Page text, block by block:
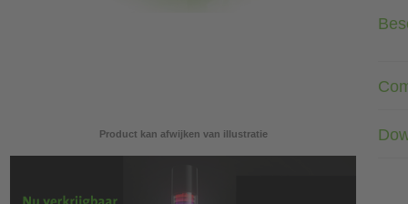
Product kan afwijken van illustratie